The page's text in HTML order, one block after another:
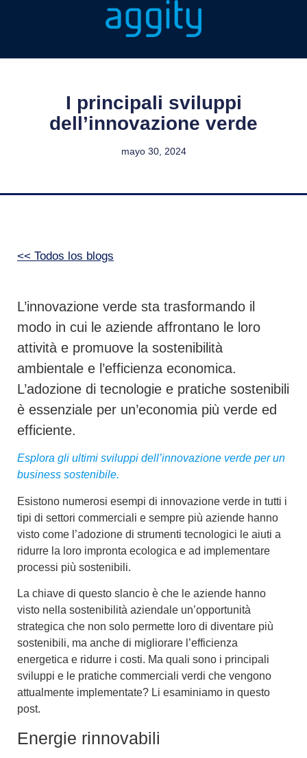
I principali sviluppi
dell’innovazione verde
mayo 30, 2024
<< Todos los blogs
L’innovazione verde sta trasformando il
modo in cui le aziende affrontano le loro
attività e promuove la sostenibilità
ambientale e l’efficienza economica.
L’adozione di tecnologie e pratiche sostenibili
è essenziale per un’economia più verde ed
efficiente.
Esplora gli ultimi sviluppi dell’innovazione verde per un
business sostenibile.
Esistono numerosi esempi di innovazione verde in tutti i
tipi di settori commerciali e sempre più aziende hanno
visto come l’adozione di strumenti tecnologici le aiuti a
ridurre la loro impronta ecologica e ad implementare
processi più sostenibili.
La chiave di questo slancio è che le aziende hanno
visto nella sostenibilità aziendale un’opportunità
strategica che non solo permette loro di diventare più
sostenibili, ma anche di migliorare l’efficienza
energetica e ridurre i costi. Ma quali sono i principali
sviluppi e le pratiche commerciali verdi che vengono
attualmente implementate? Li esaminiamo in questo
post.
Energie rinnovabili